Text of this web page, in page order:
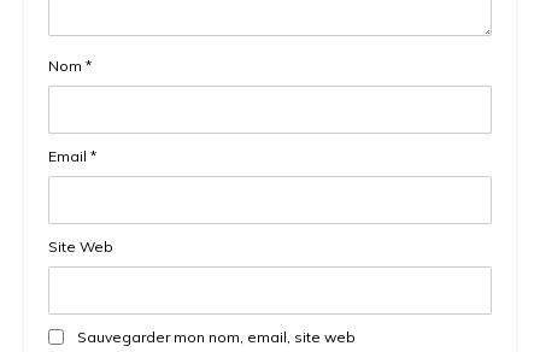
Nom *
Email *
Site Web
Sauvegarder mon nom, email, site web